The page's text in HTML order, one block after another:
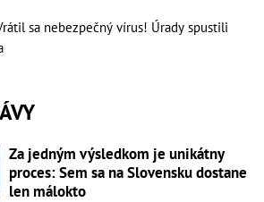
sa nebezpečný vírus! Úrady spustili
Za jedným výsledkom je unikátny
proces: Sem sa na Slovensku dostane
len málokto